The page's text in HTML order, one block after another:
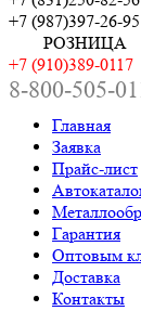
+7 (987)397-26-95
РОЗНИЦА
+7 (910)389-0117
8-800-505-
Главная
Заявка
Прайс-лист
Гарантия
Оптовым
Доставка
Контакты